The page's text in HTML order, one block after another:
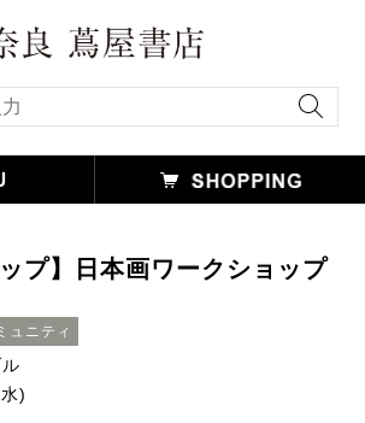
プ】日本画ワークショップ
ュニティ
)